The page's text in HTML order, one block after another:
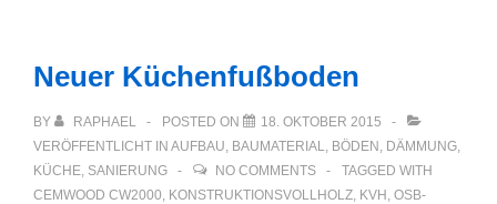
Neuer Küchenfußboden
BY RAPHAEL POSTED ON
18. OKTOBER 2015
VERÖFFENTLICHT IN AUFBAU, BAUMATERIAL, BÖDEN , DÄMMUNG,
KÜCHE, SANIERUNG NO COMMENTS
TAGGED WITH
CEMWOOD CW2000, KONSTRUKTIONSVOLLHOLZ, KVH , OSB-